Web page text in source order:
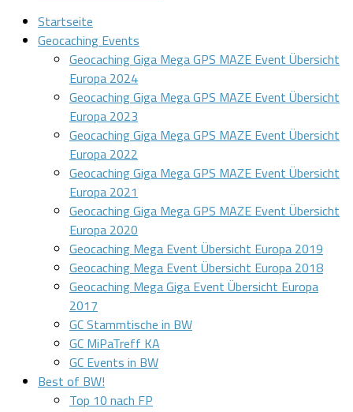
Startseite
Geocaching Events
Geocaching Giga Mega GPS MAZE Event Übersicht
Europa 2024
Geocaching Giga Mega GPS MAZE Event Übersicht
Europa 2023
Geocaching Giga Mega GPS MAZE Event Übersicht
Europa 2022
Geocaching Giga Mega GPS MAZE Event Übersicht
Europa 2021
Geocaching Giga Mega GPS MAZE Event Übersicht
Europa 2020
Geocaching Mega Event Übersicht Europa 2019
Geocaching Mega Event Übersicht Europa 2018
Geocaching Mega Giga Event Übersicht Europa
2017
GC Stammtische in BW
GC MiPaTreff KA
GC Events in BW
Best of BW!
Top 10 nach FP